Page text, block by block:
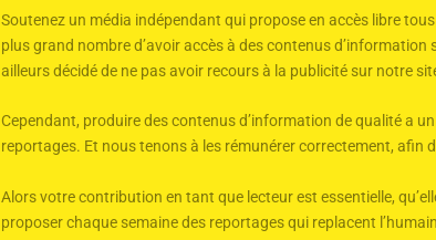
Soutenez un média indépendant qui propose en accès libre
plus grand nombre d’avoir accès à des contenus
ailleurs décidé de ne pas avoir recours à la publicité sur notre
Cependant, produire des contenus d’information de qualité a
reportages. Et nous tenons à les rémunérer correctement, afin
Alors votre contribution en tant que lecteur est essentielle,
proposer chaque semaine des reportages qui replacent